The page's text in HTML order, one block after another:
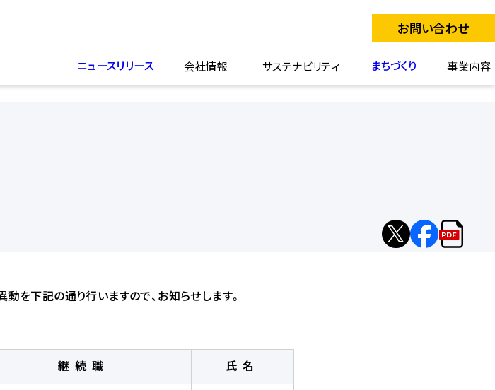
ニュースリリース 会社情報 サステナビリティ まちづくり 事業内容
お問い合わせ
X
facebook
リ
を下記の通り行いますので、お知らせします。
継続職 氏名